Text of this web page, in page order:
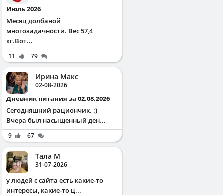
Июль 2026
Месяц долбаной
многозадачности. Вес 57,4
кг.Вот...
11 79
Ирина Макс
02-08-2026
Дневник питания за 02.08.2026
Сегодняшний рациончик. :)
Вчера был насыщенный ден...
9 67
Тала М
31-07-2026
у людей с сайта есть какие-то
интересы, какие-то ц...